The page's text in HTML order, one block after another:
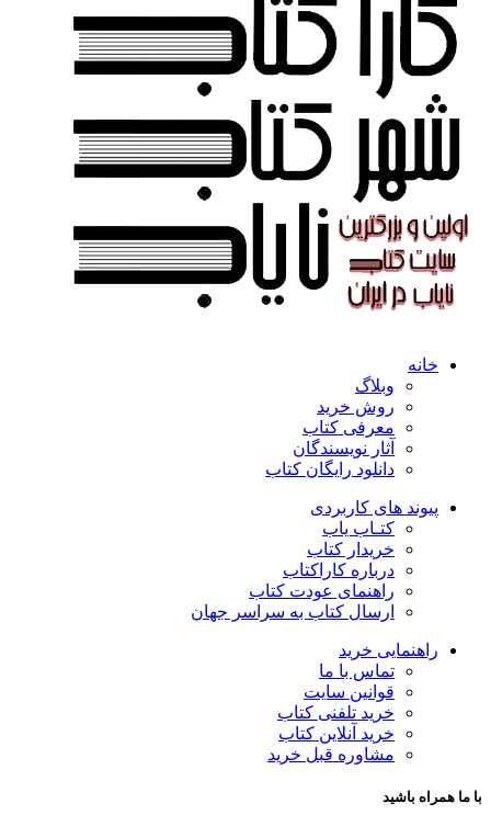
خانه
وبلاگ
روش خرید
معرفی کتاب
آثار نویسندگان
دانلود رایگان کتاب
پیوند های کاربردی
کتـاب یاب
خریدار کتاب
درباره کاراکتاب
راهنمای عودت کتاب
ارسال کتاب به سراسر جهان
راهنمایی خرید
تماس با ما
قوانین سایت
خرید تلفنی کتاب
خرید آنلاین کتاب
مشاوره قبل خرید
با ما همراه باشید